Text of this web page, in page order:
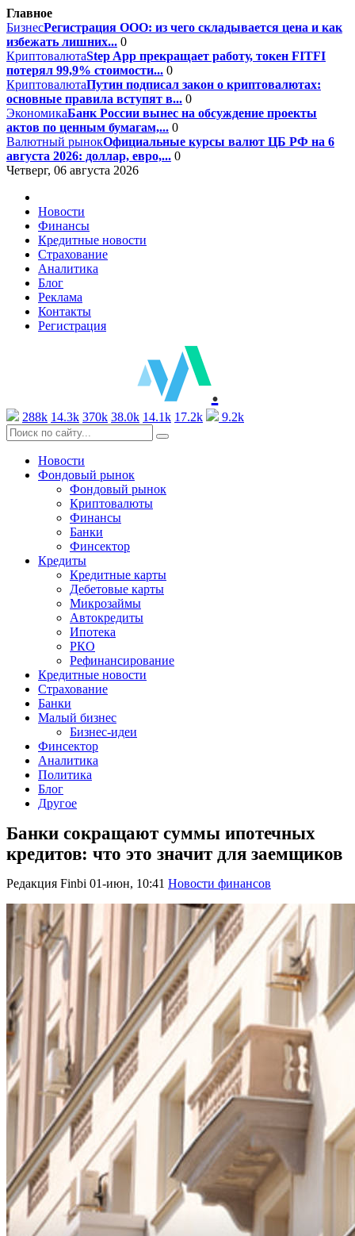
Главное
БизнесРегистрация ООО: из чего складывается цена и как
избежать лишних... 0
КриптовалютаStep App прекращает работу, токен FITFI
потерял 99,9% стоимости... 0
КриптовалютаПутин подписал закон о криптовалютах:
основные правила вступят в... 0
ЭкономикаБанк России вынес на обсуждение проекты
актов по ценным бумагам,... 0
Валютный рынокОфициальные курсы валют ЦБ РФ на 6
августа 2026: доллар, евро,... 0
Четверг, 06 августа 2026
Новости
Финансы
Кредитные новости
Страхование
Аналитика
Блог
Реклама
Контакты
Регистрация
.
288k 14.3k 370k 38.0k 14.1k 17.2k 9.2k
Новости
Фондовый рынок
Фондовый рынок
Криптовалюты
Финансы
Банки
Финсектор
Кредиты
Кредитные карты
Дебетовые карты
Микрозаймы
Автокредиты
Ипотека
РКО
Рефинансирование
Кредитные новости
Страхование
Банки
Малый бизнес
Бизнес-идеи
Финсектор
Аналитика
Политика
Блог
Другое
Банки сокращают суммы ипотечных
кредитов: что это значит для заемщиков
Редакция Finbi 01-июн, 10:41 Новости финансов